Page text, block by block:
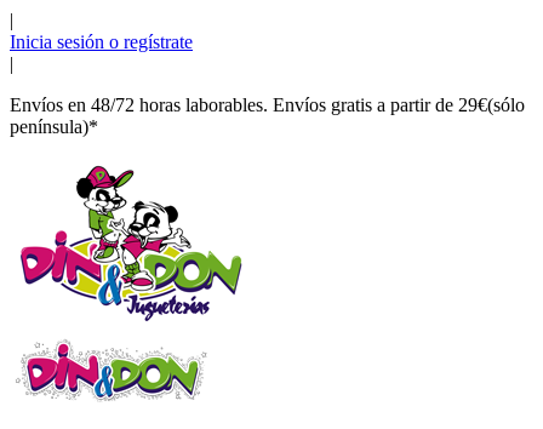
|
Inicia sesión o regístrate
|
Envíos en 48/72 horas laborables. Envíos gratis a partir de 29€(sólo
península)*